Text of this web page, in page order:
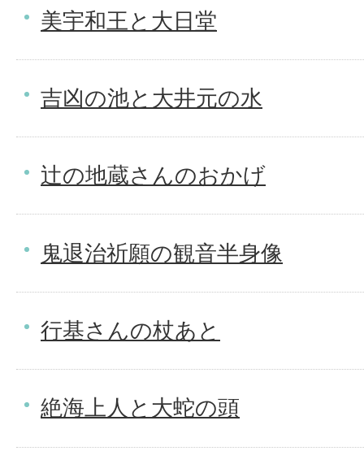
美宇和王と大日堂
吉凶の池と大井元の水
辻の地蔵さんのおかげ
鬼退治祈願の観音半身像
行基さんの杖あと
絶海上人と大蛇の頭